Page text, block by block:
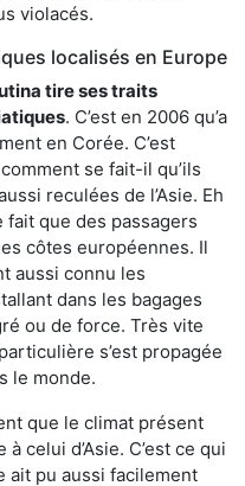
violacés.
localisés en Europe
tire ses traits
. C’est en 2006 qu’a
en Corée. C’est
se fait-il qu’ils
reculées de l’Asie. Eh
fait que des passagers
côtes européennes. Il
aussi connu les
dans les bagages
ou de force. Très vite
s’est propagée
le monde.
que le climat présent
celui d’Asie. C’est ce qui
ait pu aussi facilement